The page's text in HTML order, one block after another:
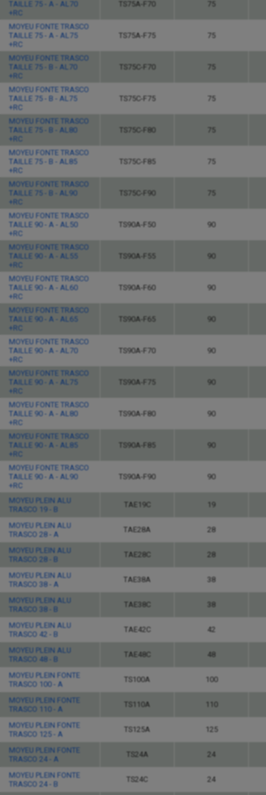
TAILLE 75 - A - AL70
+RC
TS75A-F70 75
MOYEU FONTE TRASCO
TAILLE 75 - A - AL75
+RC
TS75A-F75 75
MOYEU FONTE TRASCO
TAILLE 75 - B - AL70
+RC
TS75C-F70 75
MOYEU FONTE TRASCO
TAILLE 75 - B - AL75
+RC
TS75C-F75 75
MOYEU FONTE TRASCO
TAILLE 75 - B - AL80
+RC
TS75C-F80 75
MOYEU FONTE TRASCO
TAILLE 75 - B - AL85
+RC
TS75C-F85 75
MOYEU FONTE TRASCO
TAILLE 75 - B - AL90
+RC
TS75C-F90 75
MOYEU FONTE TRASCO
TAILLE 90 - A - AL50
+RC
TS90A-F50 90
MOYEU FONTE TRASCO
TAILLE 90 - A - AL55
+RC
TS90A-F55 90
MOYEU FONTE TRASCO
TAILLE 90 - A - AL60
+RC
TS90A-F60 90
MOYEU FONTE TRASCO
TAILLE 90 - A - AL65
+RC
TS90A-F65 90
MOYEU FONTE TRASCO
TAILLE 90 - A - AL70
+RC
TS90A-F70 90
MOYEU FONTE TRASCO
TAILLE 90 - A - AL75
+RC
TS90A-F75 90
MOYEU FONTE TRASCO
TAILLE 90 - A - AL80
+RC
TS90A-F80 90
MOYEU FONTE TRASCO
TAILLE 90 - A - AL85
+RC
TS90A-F85 90
MOYEU FONTE TRASCO
TAILLE 90 - A - AL90
+RC
TS90A-F90 90
MOYEU PLEIN ALU
TRASCO 19 - B
TAE19C 19
MOYEU PLEIN ALU
TRASCO 28 - A
TAE28A 28
MOYEU PLEIN ALU
TRASCO 28 - B
TAE28C 28
MOYEU PLEIN ALU
TRASCO 38 - A
TAE38A 38
MOYEU PLEIN ALU
TRASCO 38 - B
TAE38C 38
MOYEU PLEIN ALU
TRASCO 42 - B
TAE42C 42
MOYEU PLEIN ALU
TRASCO 48 - B
TAE48C 48
MOYEU PLEIN FONTE
TRASCO 100 - A
TS100A 100
MOYEU PLEIN FONTE
TRASCO 110 - A
TS110A
MOYEU PLEIN FONTE
TRASCO 125 - A
TS125A 125
MOYEU PLEIN FONTE
TRASCO 24 - A
TS24A 24
MOYEU PLEIN FONTE
TRASCO 24 - B
TS24C 24